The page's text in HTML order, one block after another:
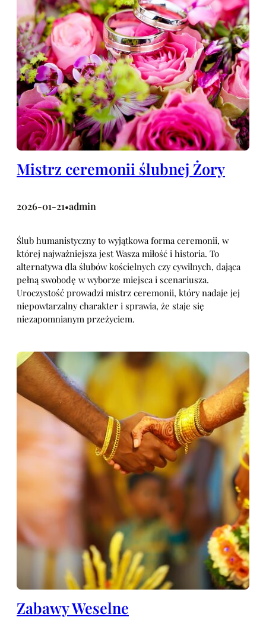
Mistrz ceremonii ślubnej Żory
2026-01-21•admin
Ślub humanistyczny to wyjątkowa forma ceremonii, w
której najważniejsza jest Wasza miłość i historia. To
alternatywa dla ślubów kościelnych czy cywilnych, dająca
pełną swobodę w wyborze miejsca i scenariusza.
Uroczystość prowadzi mistrz ceremonii, który nadaje jej
niepowtarzalny charakter i sprawia, że staje się
niezapomnianym przeżyciem.
Zabawy Weselne